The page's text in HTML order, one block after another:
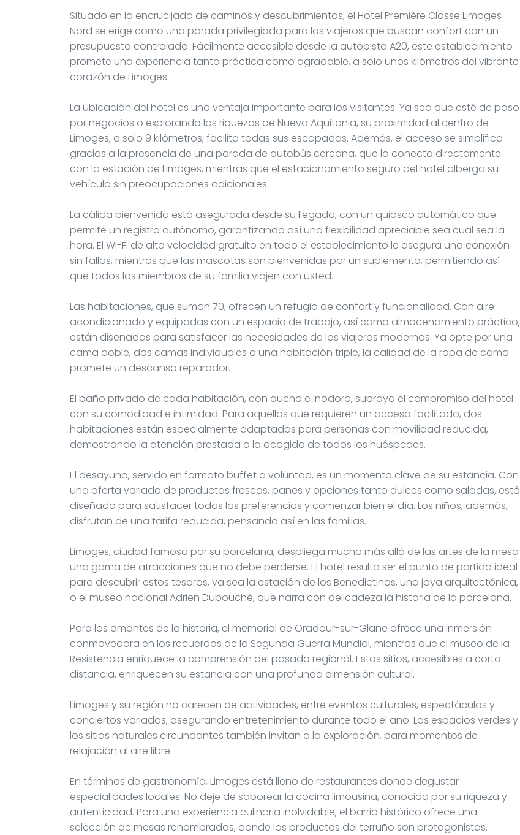
Situado en la encrucijada de caminos y descubrimientos, el Hotel Première Classe Limoges
Nord se erige como una parada privilegiada para los viajeros que buscan confort con un
presupuesto controlado. Fácilmente accesible desde la autopista A20, este establecimiento
promete una experiencia tanto práctica como agradable, a solo unos kilómetros del vibrante
corazón de Limoges.
La ubicación del hotel es una ventaja importante para los visitantes. Ya sea que esté de paso
por negocios o explorando las riquezas de Nueva Aquitania, su proximidad al centro de
Limoges, a solo 9 kilómetros, facilita todas sus escapadas. Además, el acceso se simplifica
gracias a la presencia de una parada de autobús cercana, que lo conecta directamente
con la estación de Limoges, mientras que el estacionamiento seguro del hotel alberga su
vehículo sin preocupaciones adicionales.
La cálida bienvenida está asegurada desde su llegada, con un quiosco automático que
permite un registro autónomo, garantizando así una flexibilidad apreciable sea cual sea la
hora. El Wi-Fi de alta velocidad gratuito en todo el establecimiento le asegura una conexión
sin fallos, mientras que las mascotas son bienvenidas por un suplemento, permitiendo así
que todos los miembros de su familia viajen con usted.
Las habitaciones, que suman 70, ofrecen un refugio de confort y funcionalidad. Con aire
acondicionado y equipadas con un espacio de trabajo, así como almacenamiento práctico,
están diseñadas para satisfacer las necesidades de los viajeros modernos. Ya opte por una
cama doble, dos camas individuales o una habitación triple, la calidad de la ropa de cama
promete un descanso reparador.
El baño privado de cada habitación, con ducha e inodoro, subraya el compromiso del hotel
con su comodidad e intimidad. Para aquellos que requieren un acceso facilitado, dos
habitaciones están especialmente adaptadas para personas con movilidad reducida,
demostrando la atención prestada a la acogida de todos los huéspedes.
El desayuno, servido en formato buffet a voluntad, es un momento clave de su estancia. Con
una oferta variada de productos frescos, panes y opciones tanto dulces como saladas, está
diseñado para satisfacer todas las preferencias y comenzar bien el día. Los niños, además,
disfrutan de una tarifa reducida, pensando así en las familias.
Limoges, ciudad famosa por su porcelana, despliega mucho más allá de las artes de la mesa
una gama de atracciones que no debe perderse. El hotel resulta ser el punto de partida ideal
para descubrir estos tesoros, ya sea la estación de los Benedictinos, una joya arquitectónica,
o el museo nacional Adrien Dubouché, que narra con delicadeza la historia de la porcelana.
Para los amantes de la historia, el memorial de Oradour-sur-Glane ofrece una inmersión
conmovedora en los recuerdos de la Segunda Guerra Mundial, mientras que el museo de la
Resistencia enriquece la comprensión del pasado regional. Estos sitios, accesibles a corta
distancia, enriquecen su estancia con una profunda dimensión cultural.
Limoges y su región no carecen de actividades, entre eventos culturales, espectáculos y
conciertos variados, asegurando entretenimiento durante todo el año. Los espacios verdes y
los sitios naturales circundantes también invitan a la exploración, para momentos de
relajación al aire libre.
En términos de gastronomía, Limoges está lleno de restaurantes donde degustar
especialidades locales. No deje de saborear la cocina limousina, conocida por su riqueza y
autenticidad. Para una experiencia culinaria inolvidable, el barrio histórico ofrece una
selección de mesas renombradas, donde los productos del terruño son protagonistas.